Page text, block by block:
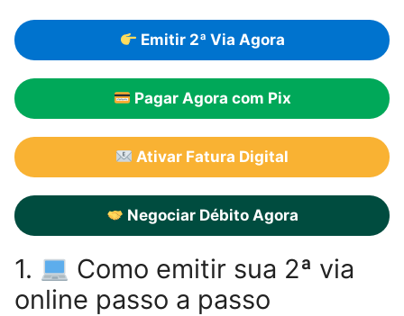
Emitir 2ª Via Agora
Pagar Agora com Pix
Ativar Fatura Digital
Negociar Débito Agora
1.
Como emitir sua 2ª via
online passo a passo